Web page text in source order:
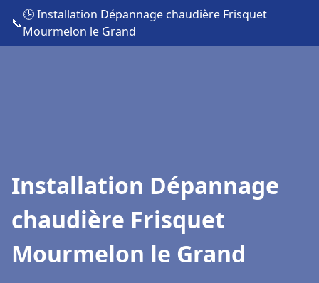
📞
🕒 Installation Dépannage chaudière Frisquet
Mourmelon le Grand
Installation Dépannage
chaudière Frisquet
Mourmelon le Grand